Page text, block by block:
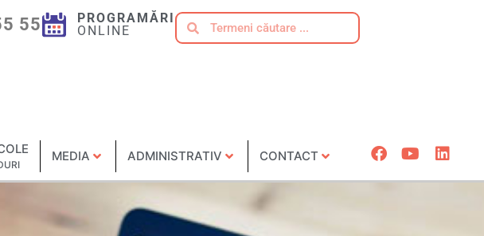
55
PROGRAMĂRI
ONLINE
MEDIA ADMINISTRATIV CONTACT